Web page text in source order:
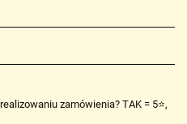
zamówienia? TAK = 5⭐,